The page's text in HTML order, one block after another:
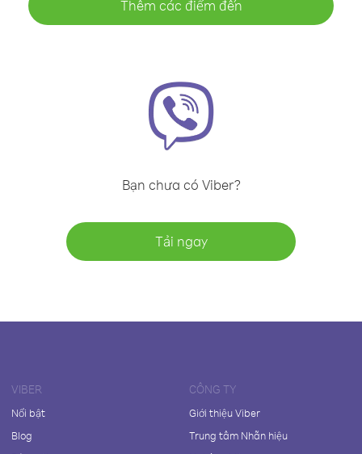
Thêm các điểm đến
Bạn chưa có Viber?
Tải ngay
VIBER
Nổi bật
Blog
CÔNG TY
Giới thiệu Viber
Trung tâm Nhãn hiệu